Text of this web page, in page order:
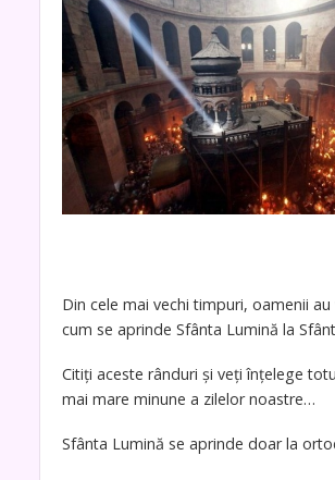
Din cele mai vechi timpuri, oamenii
cum se aprinde Sfânta Lumină la
Citiți aceste rânduri și veți înțelege
mai mare minune a zilelor noastre…
Sfânta Lumină se aprinde doar la